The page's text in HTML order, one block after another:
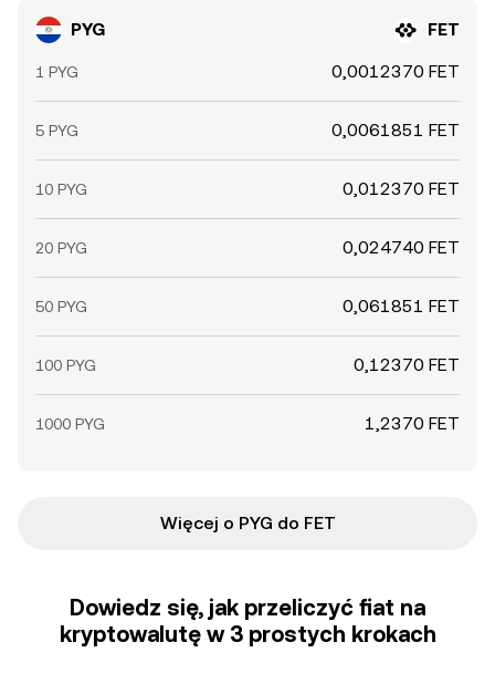
PYG FET
1 PYG 0,0012370 FET
5 PYG 0,0061851 FET
10 PYG 0,012370 FET
20 PYG 0,024740 FET
50 PYG 0,061851 FET
100 PYG 0,12370 FET
1000 PYG 1,2370 FET
Więcej o PYG do FET
Dowiedz się, jak przeliczyć fiat na
kryptowalutę w 3 prostych krokach